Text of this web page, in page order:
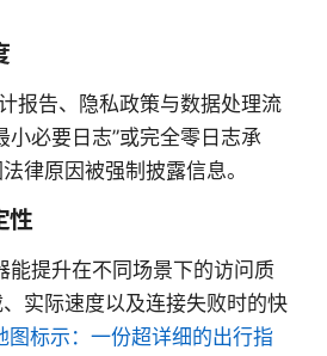
报告、隐私政策与数据处理流
小必要日志”或完全零日志承
律原因被强制披露信息。
性
能提升在不同场景下的访问质
实际速度以及连接失败时的快
图标示：一份超详细的出行指